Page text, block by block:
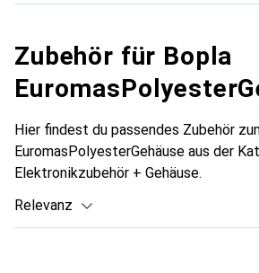
Zubehör für Bopla
Hier findest du passendes Zubehör
EuromasPolyesterGehäuse aus der
Elektronikzubehör + Gehäuse.
Relevanz